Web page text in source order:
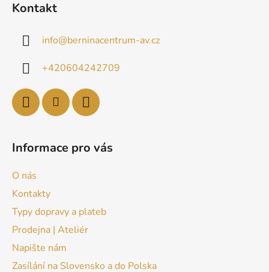
Kontakt
info@berninacentrum-av.cz
+420604242709
Informace pro vás
O nás
Kontakty
Typy dopravy a plateb
Prodejna | Ateliér
Napište nám
Zasílání na Slovensko a do Polska